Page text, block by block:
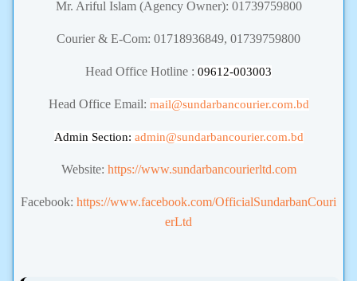
Mr. Ariful Islam (Agency Owner): 01739759800
Courier & E-Com: 01718936849, 01739759800
Head Office Hotline : 09612-003003
Head Office Email: mail@sundarbancourier.com.bd
Admin Section: admin@sundarbancourier.com.bd
Website: https://www.sundarbancourierltd.com
Facebook: https://www.facebook.com/OfficialSundarbanCouri
erLtd